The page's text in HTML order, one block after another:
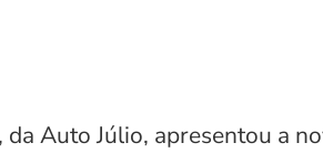
Auto Júlio, apresentou a